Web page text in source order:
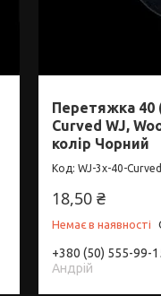
Перетяжка 40
Curved WJ,
колір Чорний
WJ-3х-40-
18,50 ₴
Немає в наявності
+380 (50) 555-99-
Андрій